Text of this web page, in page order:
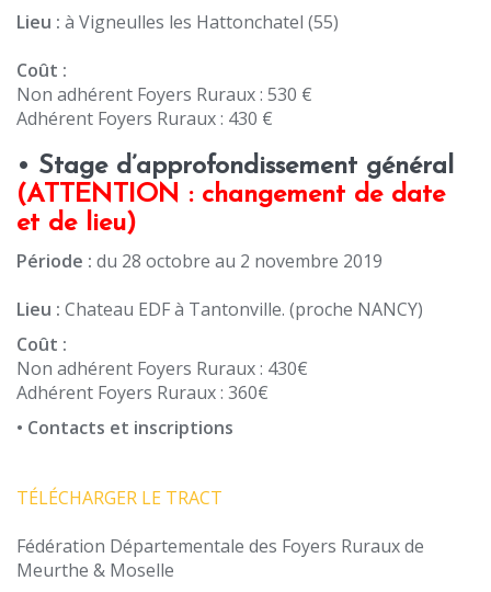
Lieu : à Vigneulles les Hattonchatel (55)
Coût :
Non adhérent Foyers Ruraux : 530 €
Adhérent Foyers Ruraux : 430 €
• Stage d’approfondissement général
(ATTENTION : changement de date
et de lieu)
Période : du 28 octobre au 2 novembre 2019
Lieu : Chateau EDF à Tantonville. (proche NANCY)
Coût :
Non adhérent Foyers Ruraux : 430€
Adhérent Foyers Ruraux : 360€
• Contacts et inscriptions
TÉLÉCHARGER LE TRACT
Fédération Départementale des Foyers Ruraux de
Meurthe & Moselle